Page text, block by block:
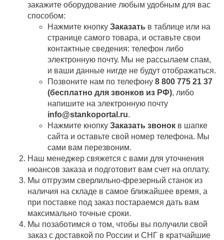
закажите оборудование любым удобным для вас
способом:
Нажмите кнопку Заказать в таблице или на
странице самого товара, и оставьте свои
контактные сведения: телефон либо
электронную почту. Мы не рассылаем спам,
и ваши данные нигде не будут отображаться.
Позвоните нам по телефону 8 800 775 21 37
(бесплатно для звонков из РФ), либо
напишите на электронную почту
info@stankoportal.ru.
Нажмите кнопку Заказать звонок в шапке
сайта и оставьте свой номер телефона. Мы
сами вам перезвоним.
Наш менеджер свяжется с вами для уточнения
нюансов заказа и подготовит вам счет на оплату.
Мы отгрузим сверлильно-фрезерный станок из
наличия на складе в самое ближайшее время, а
при поставке под заказ постараемся дать вам
максимально точные сроки.
Мы позаботимся о том, чтобы вы получили свой
заказ c доставкой по России и СНГ в кратчайшие